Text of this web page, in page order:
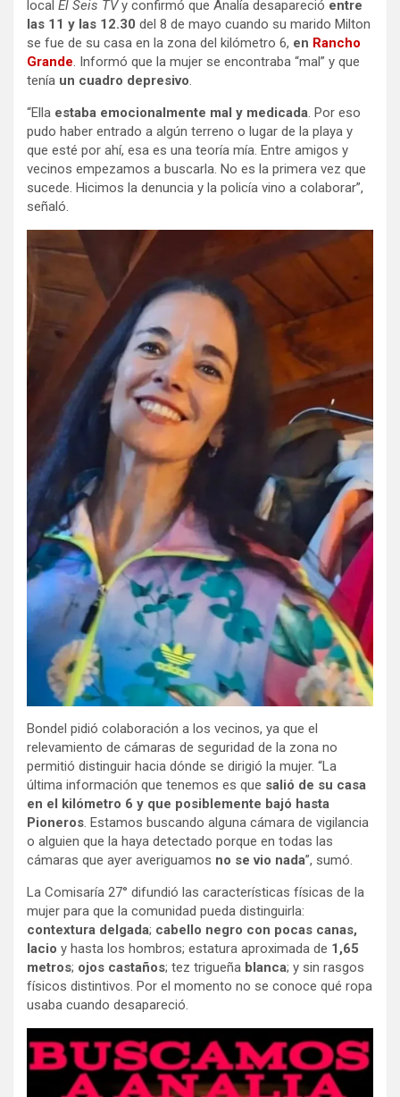
local El Seis TVy confirmó que Analía desapareció entre
las 11 y las 12.30 del 8 de mayo cuando su marido Milton
se fue de su casa en la zona del kilómetro 6, en Rancho
Grande . Informó que la mujer se encontraba “mal” y que
tenía un cuadro depresivo
“Ella estaba emocionalmente mal y medicada . Por eso
pudo haber entrado a algún terreno o lugar de la playa y
que esté por ahí, esa es una teoría mía. Entre amigos y
vecinos empezamos a buscarla. No es la primera vez que
sucede. Hicimos la denuncia y la policía vino a colaborar”,
señaló.
Bondel pidió colaboración a los vecinos, ya que el
relevamiento de cámaras de seguridad de la zona no
permitió distinguir hacia dónde se dirigió la mujer. “La
última información que tenemos es que salió de su casa
en el kilómetro 6 y que posiblemente bajó hasta
Pioneros. Estamos buscando alguna cámara de vigilancia
o alguien que la haya detectado porque en todas las
cámaras que ayer averiguamos no se vio nada”, sumó.
La Comisaría 27° difundió las características físicas de la
mujer para que la comunidad pueda distinguirla:
contextura delgada; cabello negro con pocas canas,
lacio y hasta los hombros; estatura aproximada de 1,65
metros; ojos castaños; tez trigueña blanca; y sin rasgos
físicos distintivos. Por el momento no se conoce qué ropa
usaba cuando desapareció.